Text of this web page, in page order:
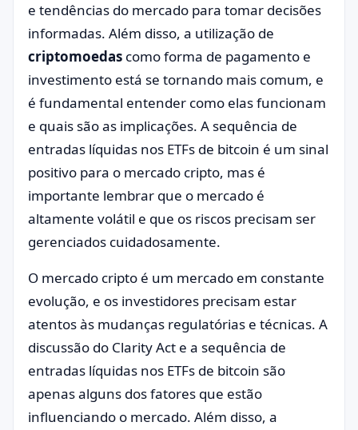
e tendências do mercado para tomar decisões
informadas. Além disso, a utilização de
criptomoedas como forma de pagamento e
investimento está se tornando mais comum, e
é fundamental entender como elas funcionam
e quais são as implicações. A sequência de
entradas líquidas nos ETFs de bitcoin é um sinal
positivo para o mercado cripto, mas é
importante lembrar que o mercado é
altamente volátil e que os riscos precisam ser
gerenciados cuidadosamente.
O mercado cripto é um mercado em constante
evolução, e os investidores precisam estar
atentos às mudanças regulatórias e técnicas. A
discussão do Clarity Act e a sequência de
entradas líquidas nos ETFs de bitcoin são
apenas alguns dos fatores que estão
influenciando o mercado. Além disso, a